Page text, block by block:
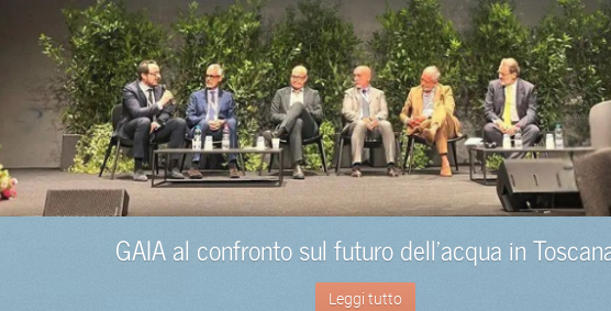
GAIA al confronto sul futuro dell’acqua in
Leggi tutto